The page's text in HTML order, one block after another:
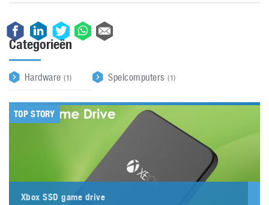
Categorieën
Hardware(1) Spelcomputers(1)
TOP STORY
Xbox SSD game drive